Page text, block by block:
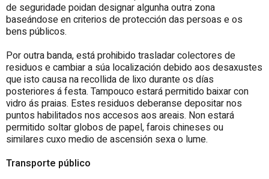
de seguridade poidan designar algunha outra zona
baseándose en criterios de protección das persoas e os
bens públicos.
Por outra banda, está prohibido trasladar colectores de
residuos e cambiar a súa localización debido aos desaxustes
que isto causa na recollida de lixo durante os días
posteriores á festa. Tampouco estará permitido baixar con
vidro ás praias. Estes residuos deberanse depositar nos
puntos habilitados nos accesos aos areais. Non estará
permitido soltar globos de papel, farois chineses ou
similares cuxo medio de ascensión sexa o lume.
Transporte público